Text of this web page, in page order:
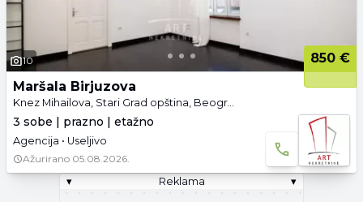
10
850 €
Maršala Birjuzova
Knez Mihailova, Stari Grad opština, Beograd
3 sobe | prazno | etažno
Agencija • Useljivo
Ažurirano 05.08.2026.
▾
Reklama ▾